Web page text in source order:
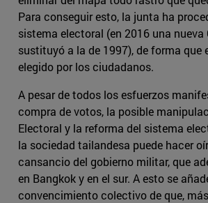
Para conseguir esto, la junta ha
sistema electoral (en 2016 una
sustituyó a la de 1997), de forma que
elegido por los ciudadanos.
A pesar de todos los esfuerzos
compra de votos, la posible
Electoral y la reforma del sistema
la sociedad tailandesa puede hacer
cansancio del gobierno militar, que
en Bangkok y en el sur. A esto se
convencimiento colectivo de que,